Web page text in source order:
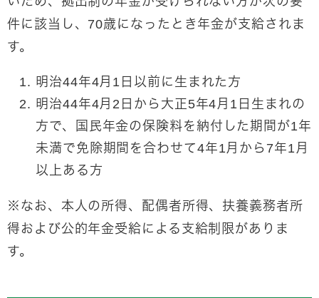
件に該当し、70歳になったとき年金が支給されま
す。
明治44年4月1日以前に生まれた方
明治44年4月2日から大正5年4月1日生まれの
方で、国民年金の保険料を納付した期間が1年
未満で免除期間を合わせて4年1月から7年1月
以上ある方
※なお、本人の所得、配偶者所得、扶養義務者所
得および公的年金受給による支給制限がありま
す。